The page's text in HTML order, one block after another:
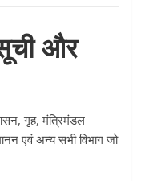
और
गृह, मंत्रिमंडल
एवं अन्य सभी विभाग जो